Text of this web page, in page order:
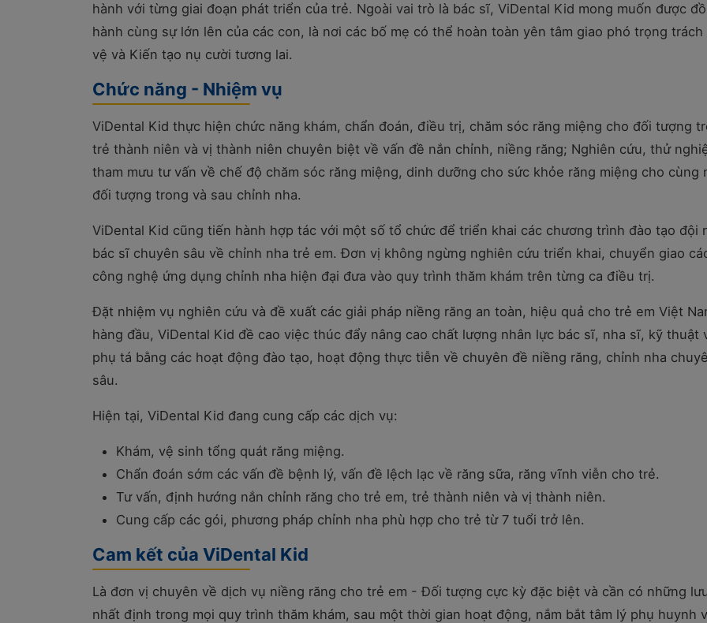
hành với từng giai đoạn phát triển của trẻ. Ngoài vai trò là bác sĩ, ViDental Kid mong muốn được
hành cùng sự lớn lên của các con, là nơi các bố mẹ có thể hoàn toàn yên tâm giao phó trọng trách
vệ và Kiến tạo nụ cười tương lai.
Chức năng - Nhiệm vụ
ViDental Kid thực hiện chức năng khám, chẩn đoán, điều trị, chăm sóc răng miệng cho đối tượng
trẻ thành niên và vị thành niên chuyên biệt về vấn đề nắn chỉnh, niềng răng; Nghiên cứu, thử
tham mưu tư vấn về chế độ chăm sóc răng miệng, dinh dưỡng cho sức khỏe răng miệng cho cùng
đối tượng trong và sau chỉnh nha.
ViDental Kid cũng tiến hành hợp tác với một số tổ chức để triển khai các chương trình đào tạo đội
bác sĩ chuyên sâu về chỉnh nha trẻ em. Đơn vị không ngừng nghiên cứu triển khai, chuyển giao
công nghệ ứng dụng chỉnh nha hiện đại đưa vào quy trình thăm khám trên từng ca điều trị.
Đặt nhiệm vụ nghiên cứu và đề xuất các giải pháp niềng răng an toàn, hiệu quả cho trẻ em Việt
hàng đầu, ViDental Kid đề cao việc thúc đẩy nâng cao chất lượng nhân lực bác sĩ, nha sĩ, kỹ thuật
phụ tá bằng các hoạt động đào tạo, hoạt động thực tiễn về chuyên đề niềng răng, chỉnh nha
sâu.
Hiện tại, ViDental Kid đang cung cấp các dịch vụ:
Khám, vệ sinh tổng quát răng miệng.
Chẩn đoán sớm các vấn đề bệnh lý, vấn đề lệch lạc về răng sữa, răng vĩnh viễn cho trẻ.
Tư vấn, định hướng nắn chỉnh răng cho trẻ em, trẻ thành niên và vị thành niên.
Cung cấp các gói, phương pháp chỉnh nha phù hợp cho trẻ từ 7 tuổi trở lên.
Cam kết của ViDental Kid
Là đơn vị chuyên về dịch vụ niềng răng cho trẻ em - Đối tượng cực kỳ đặc biệt và cần có những
nhất định trong mọi quy trình thăm khám, sau một thời gian hoạt động, nắm bắt tâm lý phụ huynh